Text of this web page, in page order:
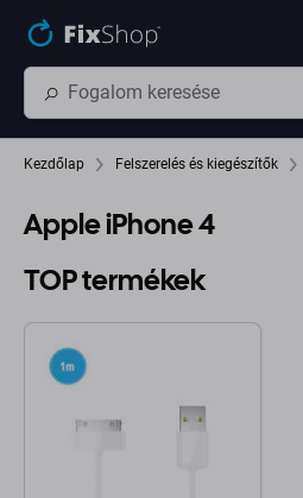
Kezdőlap Felszerelés és kiegészítők
Apple iPhone 4
TOP termékek